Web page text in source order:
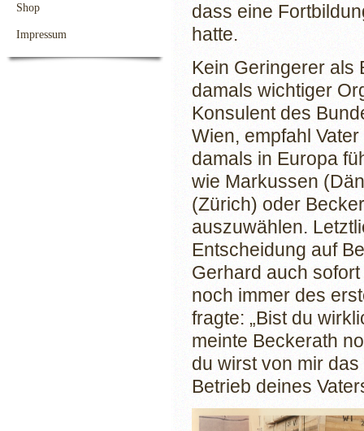
Shop
Impressum
dass eine
hatte.
Kein Geringerer als
damals wichtiger
Konsulent des
Wien, empfahl
damals in Europa
wie Markussen
(Zürich) oder
auszuwählen.
Entscheidung auf
Gerhard auch
noch immer des
fragte: „Bist du
meinte Beckerath
du wirst von mir
Betrieb deines